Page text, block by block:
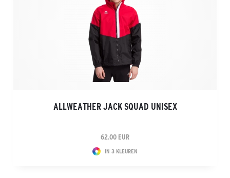
ALLWEATHER JACK SQUAD UNISEX
62.00 EUR
IN 3 KLEUREN